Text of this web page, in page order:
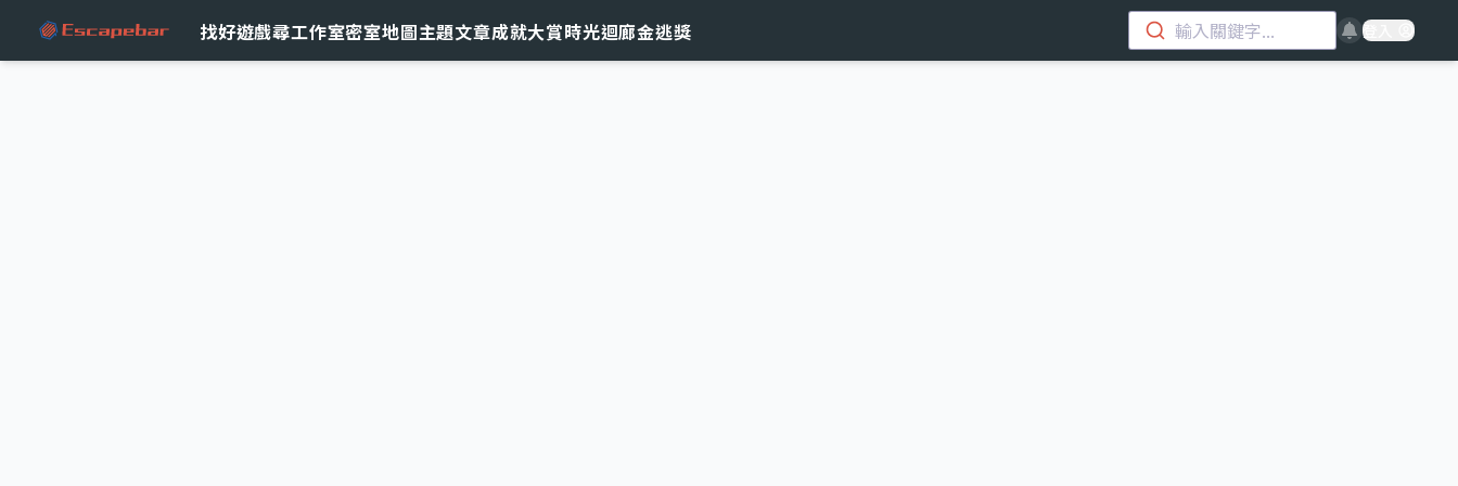
找好遊戲尋工作室密室地圖主題文章成就大賞時光迴廊金逃獎 輸入關鍵字... 登入